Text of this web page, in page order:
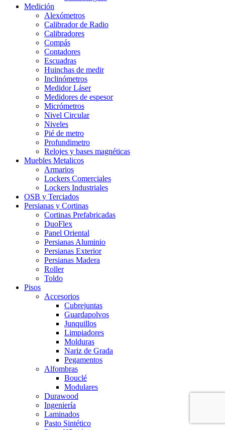
Medición
Alexómetros
Calibrador de Radio
Calibradores
Compás
Contadores
Escuadras
Huinchas de medir
Inclinómetros
Medidor Láser
Medidores de espesor
Micrómetros
Nivel Circular
Niveles
Pié de metro
Profundimetro
Relojes y bases magnéticas
Muebles Metalicos
Armarios
Lockers Comerciales
Lockers Industriales
OSB y Terciados
Persianas y Cortinas
Cortinas Prefabricadas
DuoFlex
Panel Oriental
Persianas Aluminio
Persianas Exterior
Persianas Madera
Roller
Toldo
Pisos
Accesorios
Cubrejuntas
Guardapolvos
Junquillos
Limpiadores
Molduras
Nariz de Grada
Pegamentos
Alfombras
Bouclé
Modulares
Durawood
Ingeniería
Laminados
Pasto Sintético